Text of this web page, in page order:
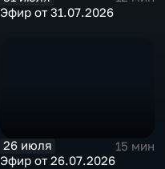
Эфир от 31.07.2026
26 июля
15 мин
Эфир от 26.07.2026